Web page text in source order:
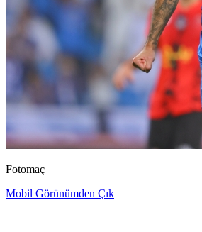
Fotomaç
Mobil Görünümden Çık